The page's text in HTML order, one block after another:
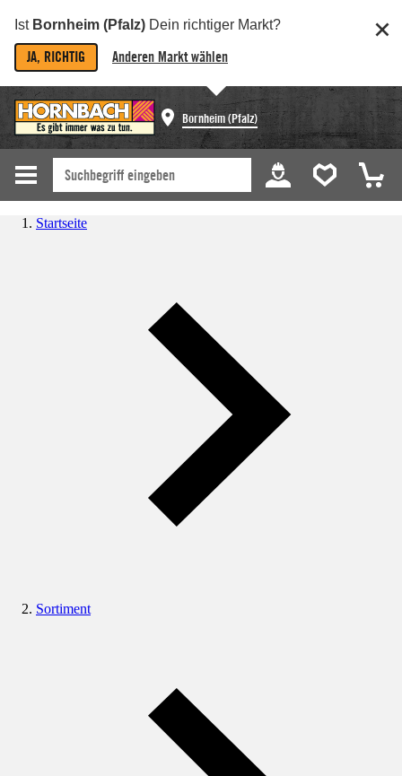
Ist Bornheim (Pfalz) Dein richtiger Markt?
JA, RICHTIG Anderen Markt wählen
Bornheim (Pfalz)
Startseite
Sortiment